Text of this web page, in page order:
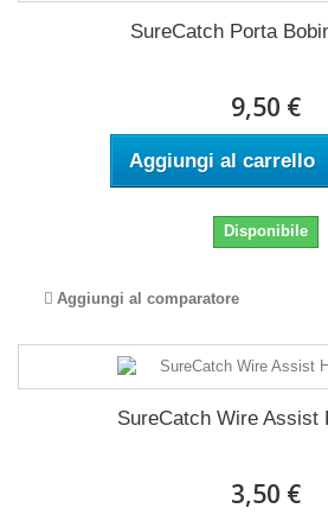
SureCatch Porta
9,50 €
Aggiungi al carrello
Disponibile
Aggiungi al comparatore
SureCatch Wire Assist
3,50 €